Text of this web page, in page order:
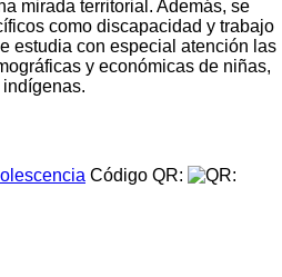
mirada territorial. Además, se
como discapacidad y trabajo
estudia con especial atención las
y económicas de niñas,
Código QR: